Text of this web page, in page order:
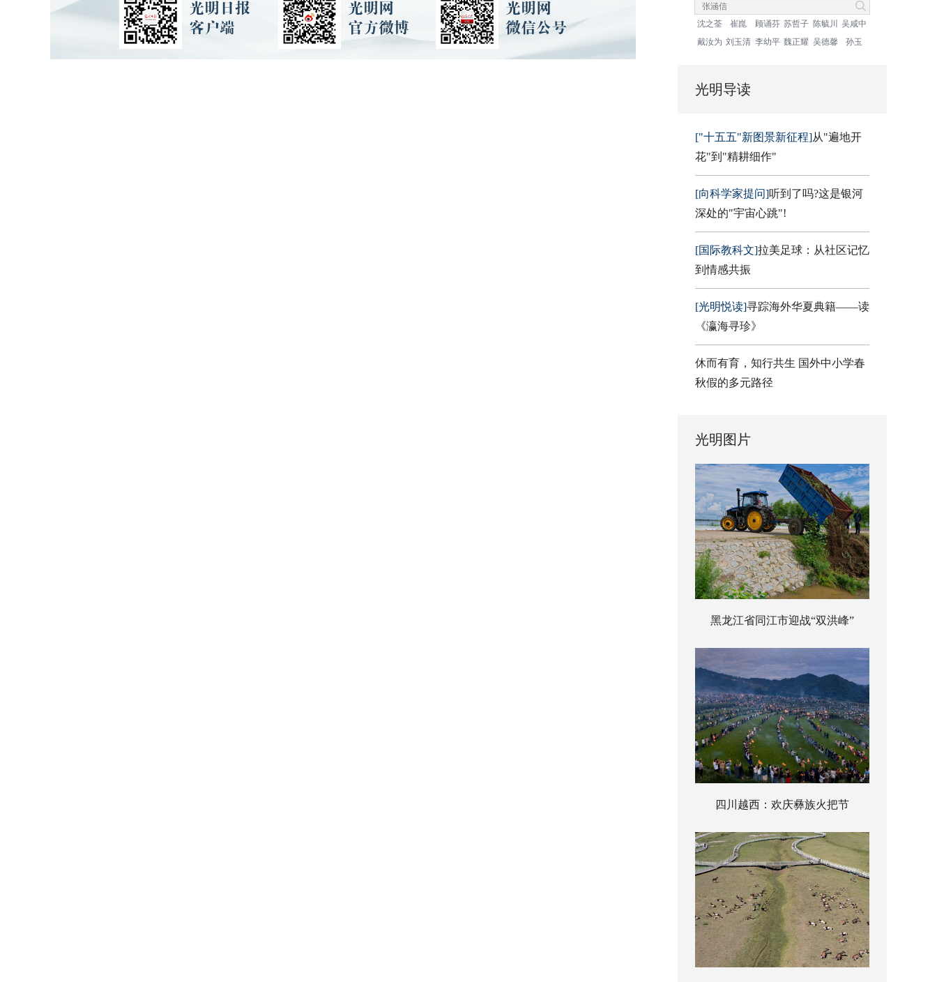
沈之荃 崔崑 顾诵芬 苏哲子 陈毓川
吴咸中
戴汝为 刘玉清 李幼平 魏正耀 吴德馨 孙玉
光明导读
["十五五"新图景新征程]从"遍地开
花"到"精耕细作"
[向科学家提问]听到了吗?这是银河
深处的"宇宙心跳"!
[国际教科文]拉美足球：从社区记忆
到情感共振
[光明悦读]寻踪海外华夏典籍——读
《瀛海寻珍》
休而有育，知行共生 国外中小学春
秋假的多元路径
光明图片
黑龙江省同江市迎战“双洪峰”
四川越西：欢庆彝族火把节